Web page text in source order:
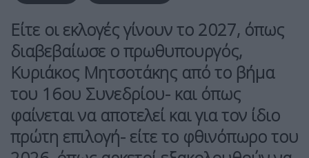
Είτε οι εκλογές γίνουν το 2027, όπως
διαβεβαίωσε ο πρωθυπουργός,
Κυριάκος Μητσοτάκης από το βήμα
του 16ου Συνεδρίου- και όπως
φαίνεται να αποτελεί και για τον ίδιο
πρώτη επιλογή- είτε το φθινόπωρο του